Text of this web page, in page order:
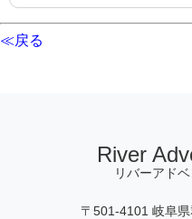
≪戻る
River
リバーアド
〒501-4101 岐阜